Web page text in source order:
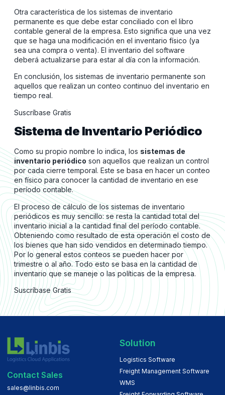
Otra característica de los sistemas de inventario
permanente es que debe estar conciliado con el libro
contable general de la empresa. Esto significa que una vez
que se haga una modificación en el inventario físico (ya
sea una compra o venta). El inventario del software
deberá actualizarse para estar al día con la información.
En conclusión, los sistemas de inventario permanente son
aquellos que realizan un conteo continuo del inventario en
tiempo real.
Suscríbase Gratis
Sistema de Inventario Periódico
Como su propio nombre lo indica, los sistemas de
inventario periódico son aquellos que realizan un control
por cada cierre temporal. Este se basa en hacer un conteo
en físico para conocer la cantidad de inventario en ese
período contable.
El proceso de cálculo de los sistemas de inventario
periódicos es muy sencillo: se resta la cantidad total del
inventario inicial a la cantidad final del período contable.
Obteniendo como resultado de esta operación el costo de
los bienes que han sido vendidos en determinado tiempo.
Por lo general estos conteos se pueden hacer por
trimestre o al año. Todo esto se basa en la cantidad de
inventario que se maneje o las políticas de la empresa.
Suscríbase Gratis
Contact Sales
sales@linbis.com
Solution
Logistics Software
Freight Management Software
WMS